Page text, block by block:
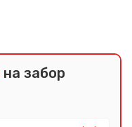
на забор